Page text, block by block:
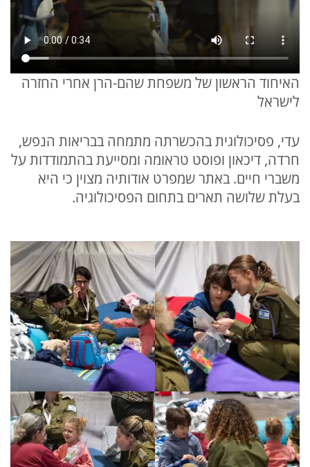
האיחוד הראשון של משפחת שהם-הרן אחרי החזרה
לישראל
עדי, פסיכולוגית בהכשרתה מתמחה בבריאות הנפש,
חרדה, דיכאון ופוסט טראומה ומסייעת בהתמודדות על
משברי חיים. באתר שמפרט אודותיה מצוין כי היא
בעלת שלושה תארים בתחום הפסיכולוגיה.